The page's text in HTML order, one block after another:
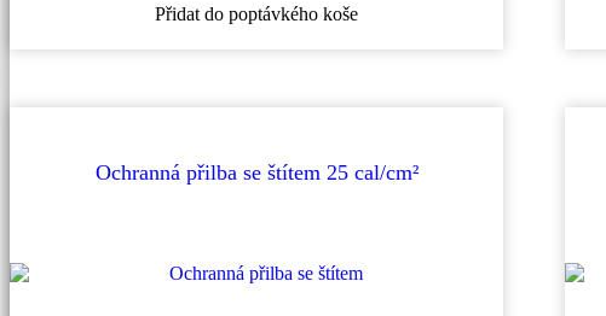
Přidat do poptávkého koše
Ochranná přilba se štítem 25 cal/cm²